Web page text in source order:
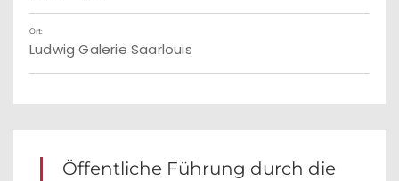
Ort:
Ludwig Galerie Saarlouis
Öffentliche Führung durch die